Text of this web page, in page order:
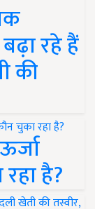
रहे हैं
की
है?